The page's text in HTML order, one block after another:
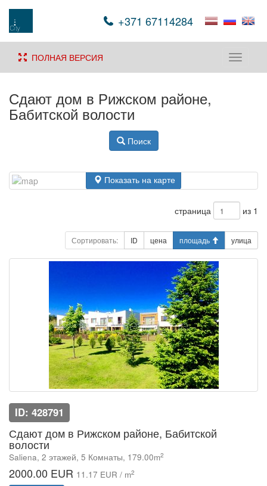
+371 67114284
Toggle
ПОЛНАЯ ВЕРСИЯ
Сдают дом в Рижском районе,
Бабитской волости
Поиск
Показать на карте
страница из 1
Сортировать: ID цена площадь улица
ID: 428791
Сдают дом в Рижском районе, Бабитской
волости
Saliena, 2 этажей, 5 Комнаты, 179.00m2
2000.00 EUR 11.17 EUR / m2